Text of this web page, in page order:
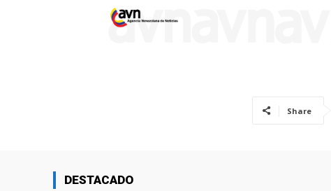
Share
DESTACADO